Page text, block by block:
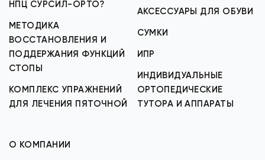
НПЦ СУРСИЛ-ОРТО?
МЕТОДИКА
ВОССТАНОВЛЕНИЯ И
ПОДДЕРЖАНИЯ ФУНКЦИЙ
СТОПЫ
КОМПЛЕКС УПРАЖНЕНИЙ
ДЛЯ ЛЕЧЕНИЯ ПЯТОЧНОЙ
АКСЕССУАРЫ ДЛЯ ОБУВИ
СУМКИ
ИПР
ИНДИВИДУАЛЬНЫЕ
ОРТОПЕДИЧЕСКИЕ
ТУТОРА И АППАРАТЫ
О КОМПАНИИ